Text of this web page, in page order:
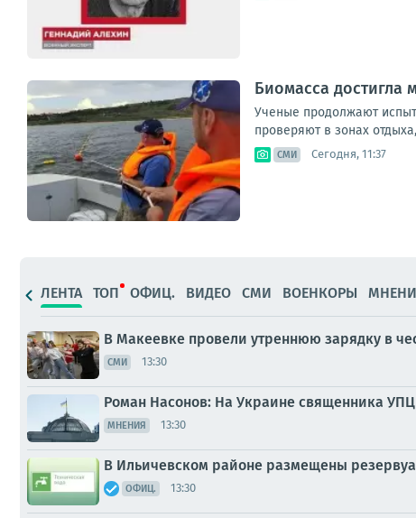
Биомасса достигла
Ученые продолжают
проверяют в зонах
СМИ Сегодня, 11:37
ЛЕНТА ТОП ОФИЦ. ВИДЕО СМИ ВОЕНКОРЫ
В Макеевке провели утреннюю зарядку в
СМИ 13:30
Роман Насонов: На Украине священника
МНЕНИЯ 13:30
В Ильичевском районе размещены
ОФИЦ. 13:30